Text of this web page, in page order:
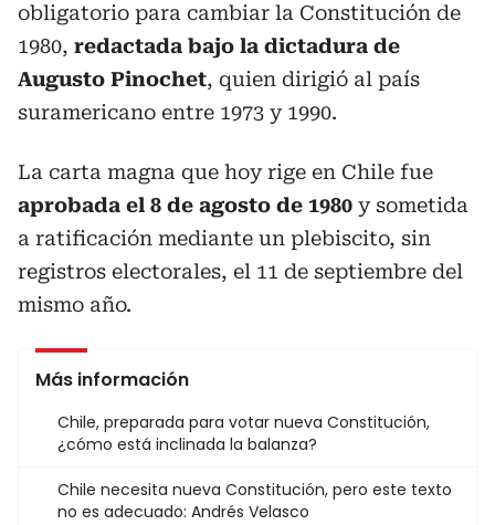
obligatorio para cambiar la Constitución de
1980, redactada bajo la dictadura de
Augusto Pinochet, quien dirigió al país
suramericano entre 1973 y 1990.
La carta magna que hoy rige en Chile fue
aprobada el 8 de agosto de 1980 y sometida
a ratificación mediante un plebiscito, sin
registros electorales, el 11 de septiembre del
mismo año.
Más información
Chile, preparada para votar nueva Constitución,
¿cómo está inclinada la balanza?
Chile necesita nueva Constitución, pero este texto
no es adecuado: Andrés Velasco